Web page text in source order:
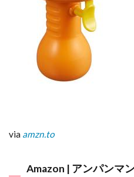
via amzn.to
Amazon | アンパンマ